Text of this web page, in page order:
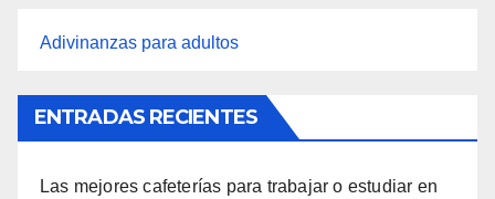
Adivinanzas para adultos
ENTRADAS RECIENTES
Las mejores cafeterías para trabajar o estudiar en